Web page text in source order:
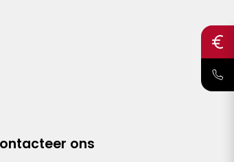
ons